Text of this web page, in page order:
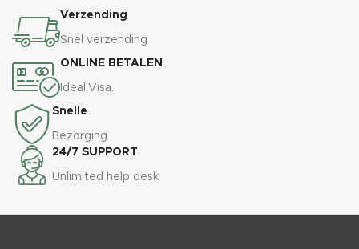
Verzending
Snel verzending
ONLINE BETALEN
Ideal,Visa..
Snelle
Bezorging
24/7 SUPPORT
Unlimited help desk